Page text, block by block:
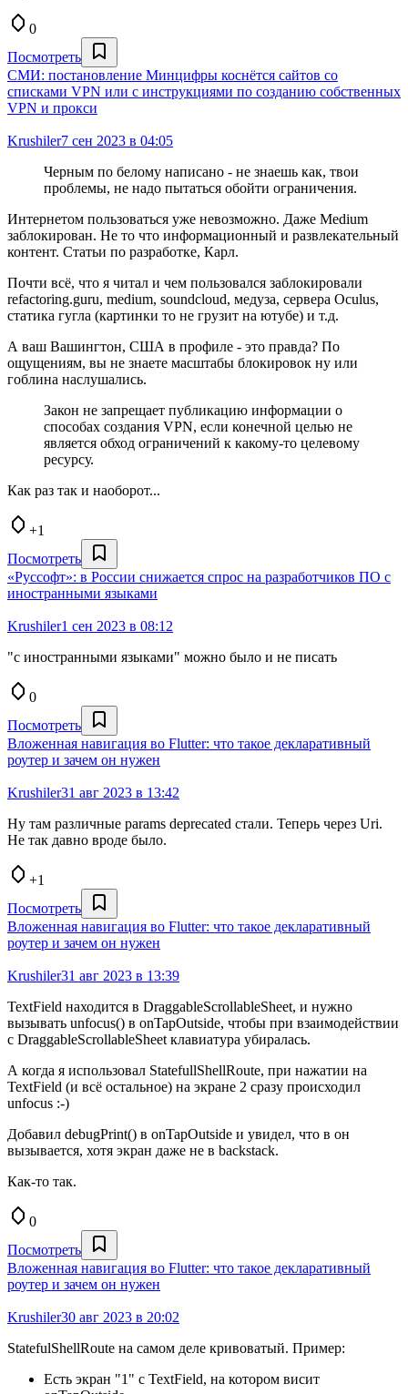
0
Посмотреть
СМИ: постановление Минцифры коснётся сайтов со
списками VPN или с инструкциями по созданию собственных
VPN и прокси
Krushiler7 сен 2023 в 04:05
Черным по белому написано - не знаешь как, твои
проблемы, не надо пытаться обойти ограничения.
Интернетом пользоваться уже невозможно. Даже Medium
заблокирован. Не то что информационный и развлекательный
контент. Статьи по разработке, Карл.
Почти всё, что я читал и чем пользовался заблокировали
refactoring.guru, medium, soundcloud, медуза, сервера Oculus,
статика гугла (картинки то не грузит на ютубе) и т.д.
А ваш Вашингтон, США в профиле - это правда? По
ощущениям, вы не знаете масштабы блокировок ну или
гоблина наслушались.
Закон не запрещает публикацию информации о
способах создания VPN, если конечной целью не
является обход ограничений к какому-то целевому
ресурсу.
Как раз так и наоборот...
+1
Посмотреть
«Руссофт»: в России снижается спрос на разработчиков ПО с
иностранными языками
Krushiler1 сен 2023 в 08:12
"с иностранными языками" можно было и не писать
0
Посмотреть
Вложенная навигация во Flutter: что такое декларативный
роутер и зачем он нужен
Krushiler31 авг 2023 в 13:42
Ну там различные params deprecated стали. Теперь через Uri.
Не так давно вроде было.
+1
Посмотреть
Вложенная навигация во Flutter: что такое декларативный
роутер и зачем он нужен
Krushiler31 авг 2023 в 13:39
TextField находится в DraggableScrollableSheet, и нужно
вызывать unfocus() в onTapOutside, чтобы при взаимодействии
с DraggableScrollableSheet клавиатура убиралась.
А когда я использовал StatefullShellRoute, при нажатии на
TextField (и всё остальное) на экране 2 сразу происходил
unfocus :-)
Добавил debugPrint() в onTapOutside и увидел, что в он
вызывается, хотя экран даже не в backstack.
Как-то так.
0
Посмотреть
Вложенная навигация во Flutter: что такое декларативный
роутер и зачем он нужен
Krushiler30 авг 2023 в 20:02
StatefulShellRoute на самом деле кривоватый. Пример:
Есть экран "1" с TextField, на котором висит